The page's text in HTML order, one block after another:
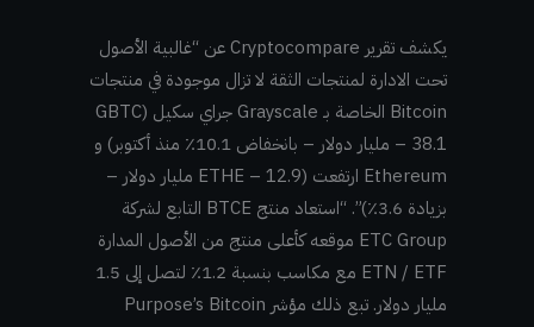
يكشف تقرير Cryptocompare عن “غالبية الأصول
تحت الادارة لمنتجات الثقة لا تزال موجودة في منتجات
Bitcoin الخاصة بـ Grayscale جراي سكيل (GBTC
– 38.1 مليار دولار – بانخفاض 10.1٪ منذ أكتوبر) و
Ethereum ارتفعت (ETHE – 12.9 مليار دولار –
بزيادة 3.6٪)”. “استعاد منتج BTCE التابع لشركة
ETC Group موقعه كأعلى منتج من الأصول المدارة
ETN / ETF مع مكاسب بنسبة 1.2٪ لتصل إلى 1.5
مليار دولار. تبع ذلك مؤشر Purpose’s Bitcoin